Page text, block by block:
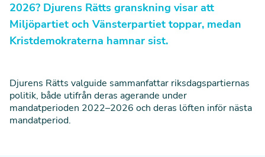
2026? Djurens Rätts granskning visar att
Miljöpartiet och Vänsterpartiet toppar, medan
Kristdemokraterna hamnar sist.
Djurens Rätts valguide sammanfattar riksdagspartiernas
politik, både utifrån deras agerande under
mandatperioden 2022–2026 och deras löften inför nästa
mandatperiod.